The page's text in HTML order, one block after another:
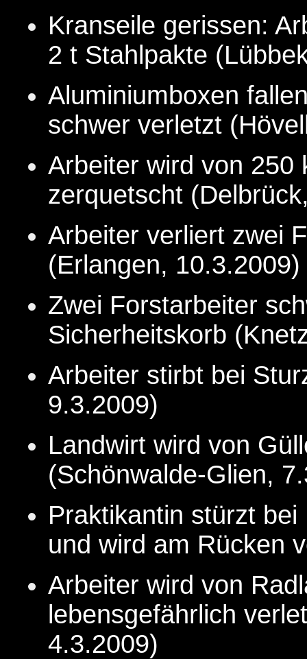
Kranseile gerissen:
2 t Stahlpakte
Aluminiumboxen
schwer verletzt
Arbeiter wird von 250
zerquetscht
Arbeiter verliert zwei
(Erlangen, 10.3.2009)
Zwei Forstarbeiter
Sicherheitskorb
Arbeiter stirbt bei
9.3.2009)
Landwirt wird von
(Schönwalde-Glien,
Praktikantin stürzt
und wird am Rücken
Arbeiter wird von
lebensgefährlich
4.3.2009)